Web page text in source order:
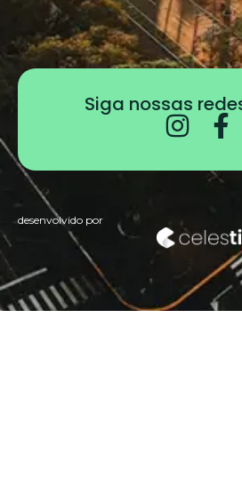
Siga nossas
desenvolvido por